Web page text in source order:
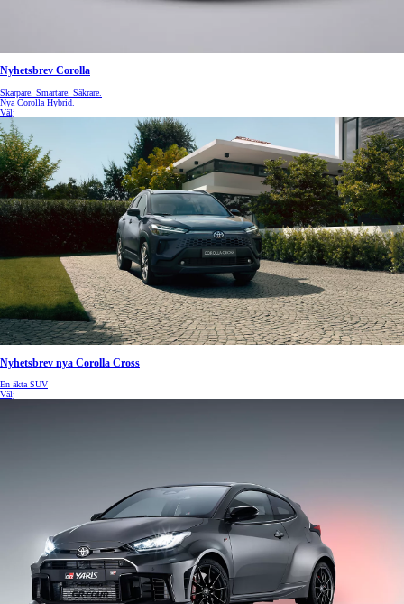
Nyhetsbrev Corolla
Skarpare. Smartare. Säkrare.
Nya Corolla Hybrid.
Välj
Nyhetsbrev nya Corolla Cross
En äkta SUV
Välj